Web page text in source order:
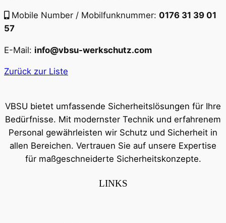
Mobile Number / Mobilfunknummer: 0176 31 39 01
57
E-Mail: info@vbsu-werkschutz.com
Zurück zur Liste
VBSU bietet umfassende Sicherheitslösungen für Ihre
Bedürfnisse. Mit modernster Technik und erfahrenem
Personal gewährleisten wir Schutz und Sicherheit in
allen Bereichen. Vertrauen Sie auf unsere Expertise
für maßgeschneiderte Sicherheitskonzepte.
LINKS